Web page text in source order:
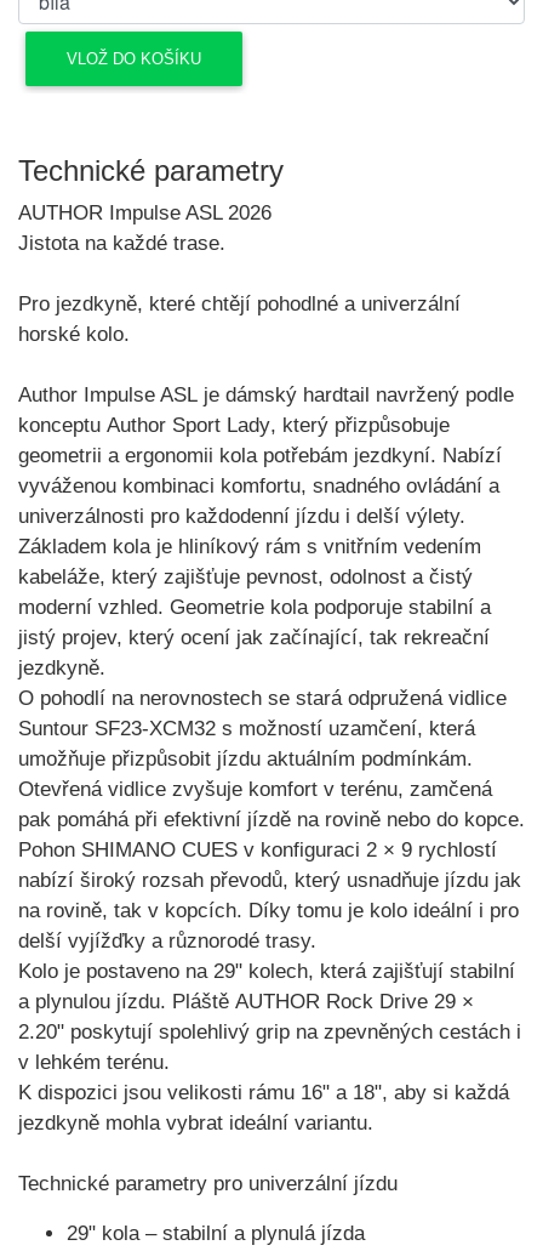
Technické parametry
AUTHOR Impulse ASL 2026
Jistota na každé trase.
Pro jezdkyně, které chtějí pohodlné a univerzální
horské kolo.
Author Impulse ASL je dámský hardtail navržený podle
konceptu Author Sport Lady, který přizpůsobuje
geometrii a ergonomii kola potřebám jezdkyní. Nabízí
vyváženou kombinaci komfortu, snadného ovládání a
univerzálnosti pro každodenní jízdu i delší výlety.
Základem kola je hliníkový rám s vnitřním vedením
kabeláže, který zajišťuje pevnost, odolnost a čistý
moderní vzhled. Geometrie kola podporuje stabilní a
jistý projev, který ocení jak začínající, tak rekreační
jezdkyně.
O pohodlí na nerovnostech se stará odpružená vidlice
Suntour SF23-XCM32 s možností uzamčení, která
umožňuje přizpůsobit jízdu aktuálním podmínkám.
Otevřená vidlice zvyšuje komfort v terénu, zamčená
pak pomáhá při efektivní jízdě na rovině nebo do kopce.
Pohon SHIMANO CUES v konfiguraci 2 × 9 rychlostí
nabízí široký rozsah převodů, který usnadňuje jízdu jak
na rovině, tak v kopcích. Díky tomu je kolo ideální i pro
delší vyjížďky a různorodé trasy.
Kolo je postaveno na 29" kolech, která zajišťují stabilní
a plynulou jízdu. Pláště AUTHOR Rock Drive 29 ×
2.20" poskytují spolehlivý grip na zpevněných cestách i
v lehkém terénu.
K dispozici jsou velikosti rámu 16" a 18", aby si každá
jezdkyně mohla vybrat ideální variantu.
Technické parametry pro univerzální jízdu
29" kola– stabilní a plynulá jízda